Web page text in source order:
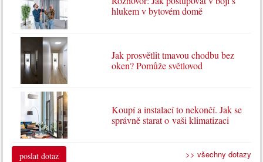
hlukem v bytovém domě
Jak prosvětlit tmavou chodbu bez
oken? Pomůže světlovod
Koupí a instalací to nekončí. Jak se
správně starat o vaši klimatizaci
poslat dotaz >> všechny dotazy